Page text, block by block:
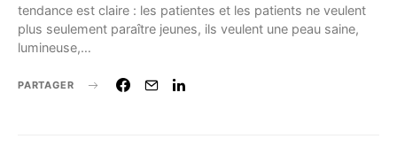
tendance est claire : les patientes et les patients ne veulent
plus seulement paraître jeunes, ils veulent une peau saine,
lumineuse,…
PARTAGER